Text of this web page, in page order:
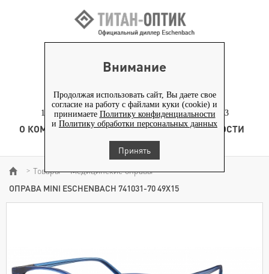
Внимание
Продолжая использовать сайт, Вы даете свое
согласие на работу с файлами куки (cookie) и
принимаете Политику конфиденциальности
и Политику обработки персональных данных
Принять
+7 (495) 653-82-70
117186, г. Москва, Севастопольский проспект, д. 23
О КОМПАНИИ ТОВАРЫ ТЕХНОЛОГИЯ
НОВОСТИ
КОНТЕНТ
> Товары > Медицинские оправы >
ОПРАВА MINI ESCHENBACH 741031-70 49Х15